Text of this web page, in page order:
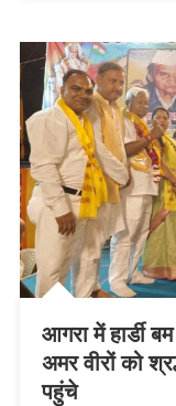
आगरा में हार्डी
अमर वीरों को
पहुंचे